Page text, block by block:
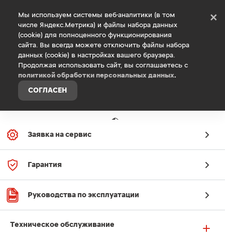
Мы используем системы веб-аналитики (в том
числе Яндекс.Метрика) и файлы набора данных
(cookie) для полноценного функционирования
сайта. Вы всегда можете отключить файлы набора
данных (cookie) в настройках вашего браузера.
Продолжая использовать сайт, вы соглашаетесь с
политикой обработки персональных данных.
СОГЛАСЕН
×
Специальные предложения
сервиса
Заявка на сервис
Гарантия
Руководства по эксплуатации
Техническое обслуживание